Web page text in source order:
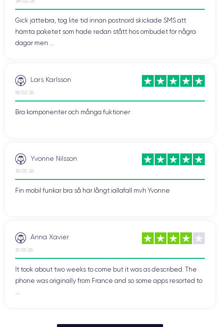
Gick jättebra, tog lite tid innan postnord skickade SMS att
hämta paketet som hade redan stått hos ombudet för några
dagar men ...
Lars Karlsson
18/02/26
Bra komponenter och många fuktioner
Yvonne Nilsson
30/01/26
Fin mobil funkar bra så här långt iallafall mvh Yvonne
Anna Xavier
21/01/26
It took about two weeks to come but it was as described. The
phone was originally from France and so some apps resorted to